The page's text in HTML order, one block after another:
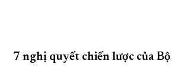
7 nghị quyết chiến lược của